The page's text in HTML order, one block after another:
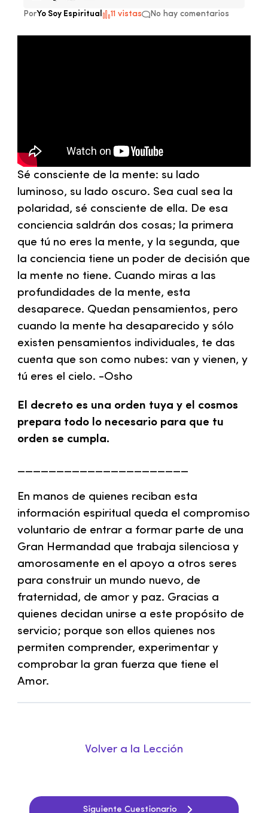
PorYo Soy Espiritual 11 vistas No hay comentarios
Sé consciente de la mente: su lado
luminoso, su lado oscuro. Sea cual sea la
polaridad, sé consciente de ella. De esa
conciencia saldrán dos cosas; la primera
que tú no eres la mente, y la segunda, que
la conciencia tiene un poder de decisión que
la mente no tiene. Cuando miras a las
profundidades de la mente, esta
desaparece. Quedan pensamientos, pero
cuando la mente ha desaparecido y sólo
existen pensamientos individuales, te das
cuenta que son como nubes: van y vienen, y
tú eres el cielo. -Osho
El decreto es una orden tuya y el cosmos
prepara todo lo necesario para que tu
orden se cumpla.
______________________
En manos de quienes reciban esta
información espiritual queda el compromiso
voluntario de entrar a formar parte de una
Gran Hermandad que trabaja silenciosa y
amorosamente en el apoyo a otros seres
para construir un mundo nuevo, de
fraternidad, de amor y paz. Gracias a
quienes decidan unirse a este propósito de
servicio; porque son ellos quienes nos
permiten comprender, experimentar y
comprobar la gran fuerza que tiene el
Amor.
Volver a la Lección
Siguiente Cuestionario